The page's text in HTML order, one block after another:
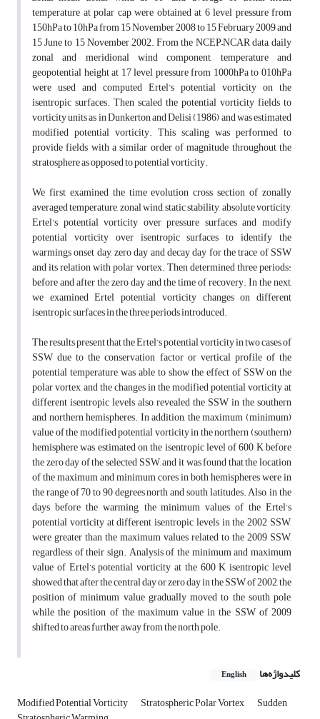
temperature at polar cap were obtained at 6 level pressure from
150hPa to 10hPa from 15 November 2008 to 15 February 2009 and
15 June to 15 November 2002. From the NCEP–NCAR data, daily
zonal and meridional wind component, temperature and
geopotential height at 17 level pressure from 1000hPa to 010hPa
were used and computed Ertel’s potential vorticity on the
isentropic surfaces. Then scaled the potential vorticity fields to
vorticity units as in Dunkerton and Delisi (1986) and was estimated
modified potential vorticity. This scaling was performed to
provide fields with a similar order of magnitude throughout the
stratosphere as opposed to potential vorticity.
We first examined the time evolution cross section of zonally
averaged temperature, zonal wind, static stability, absolute vorticity,
Ertel’s potential vorticity over pressure surfaces and modify
potential vorticity over isentropic surfaces to identify the
warmings onset day, zero day and decay day for the trace of SSW
and its relation with polar vortex. Then determined three periods:
before and after the zero day and the time of recovery. In the next,
we examined Ertel potential vorticity changes on different
isentropic surfaces in the three periods introduced.
The results present that the Ertel’s potential vorticity in two cases of
SSW due to the conservation factor or vertical profile of the
potential temperature, was able to show the effect of SSW on the
polar vortex, and the changes in the modified potential vorticity at
different isentropic levels also revealed the SSW in the southern
and northern hemispheres. In addition, the maximum (minimum)
value of the modified potential vorticity in the northern (southern)
hemisphere was estimated on the isentropic level of 600 K before
the zero day of the selected SSW, and it was found that the location
of the maximum and minimum cores in both hemispheres were in
the range of 70 to 90 degrees north and south latitudes. Also, in the
days before the warming, the minimum values of the Ertel’s
potential vorticity at different isentropic levels in the 2002 SSW,
were greater than the maximum values related to the 2009 SSW,
regardless of their sign. Analysis of the minimum and maximum
value of Ertel’s potential vorticity at the 600 K isentropic level
showed that after the central day or zero day in the SSW of 2002, the
position of minimum value gradually moved to the south pole,
while the position of the maximum value in the SSW of 2009
shifted to areas further away from the north pole.
کلیدواژه‌ها English
Modified Potential Vorticity Stratospheric Polar Vortex Sudden